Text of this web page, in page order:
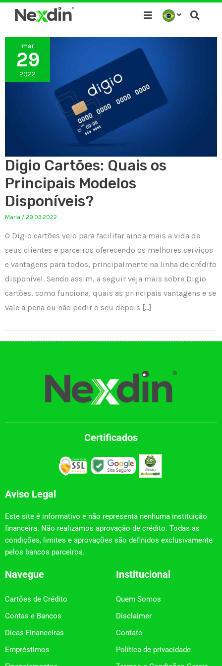
para
conteúdo
mar
29
2022
Digio Cartões: Quais os
Principais Modelos
Disponíveis?
Maria / 29.03.2022
O Digio cartões veio para facilitar ainda mais a vida de
seus clientes e parceiros oferecendo os melhores serviços
e vantagens para todos, principalmente na linha de crédito
disponível. Sendo assim, a seguir veja mais sobre Digio
cartões, como funciona, quais as principais vantagens e se
vale a pena ou não pedir o seu depois […]
Certificados
Aviso Legal
Este site é informativo e não representa nenhuma instituição
financeira. Não realizamos aprovação de crédito. Todas as
condições, limites e aprovações são definidos exclusivamente
pelos bancos parceiros.
Navegue
Cartões de Crédito
Contas e Bancos
Dicas Financeiras
Empréstimos
Institucional
Quem Somos
Disclaimer
Contato
Política de privacidade